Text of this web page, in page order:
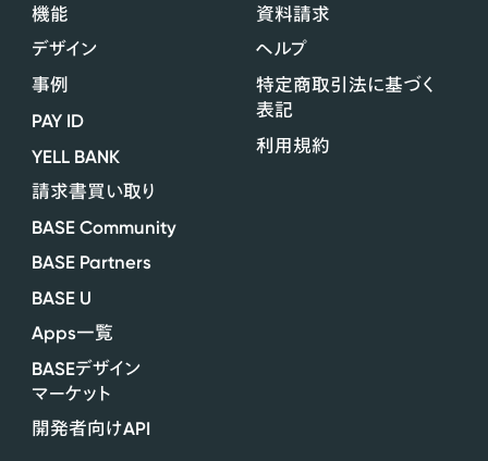
機能
デザイン
事例
PAY ID
YELL BANK
請求書買い取り
BASE Community
BASE Partners
BASE U
Apps一覧
BASEデザイン
マーケット
開発者向けAPI
資料請求
ヘルプ
特定商取引法に基づく
表記
利用規約